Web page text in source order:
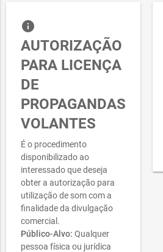
info
AUTORIZAÇÃO
PARA LICENÇA
DE
PROPAGANDAS
VOLANTES
É o procedimento
disponibilizado ao
interessado que deseja
obter a autorização para
utilização de som com a
finalidade da divulgação
comercial.
Público-Alvo: Qualquer
pessoa física ou jurídica